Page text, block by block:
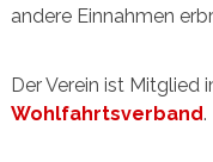
andere Einnahmen
Der Verein ist Mitglied
Wohlfahrtsverband.